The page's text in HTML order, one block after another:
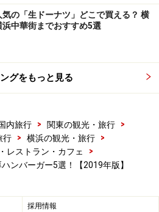
マミバーガー）」の日本第2号店
年9月22日にオープン。
みなとみらい駅 4番出口直結
クルーズ）」1階。オフィスのあ
ービル」内になります。
ーガー、1380円税別）（2018年9
BURGER（ウマミバーガ
気の「生ドーナツ」どこで買える？ 横
浜中華街までおすすめ5選
グをもっと見る
内旅行 > 関東の観光・旅行
>
行
> 横浜の観光・旅行
>
レストラン・カフェ
>
ンバーガー5選！【2019年版】
採用情報